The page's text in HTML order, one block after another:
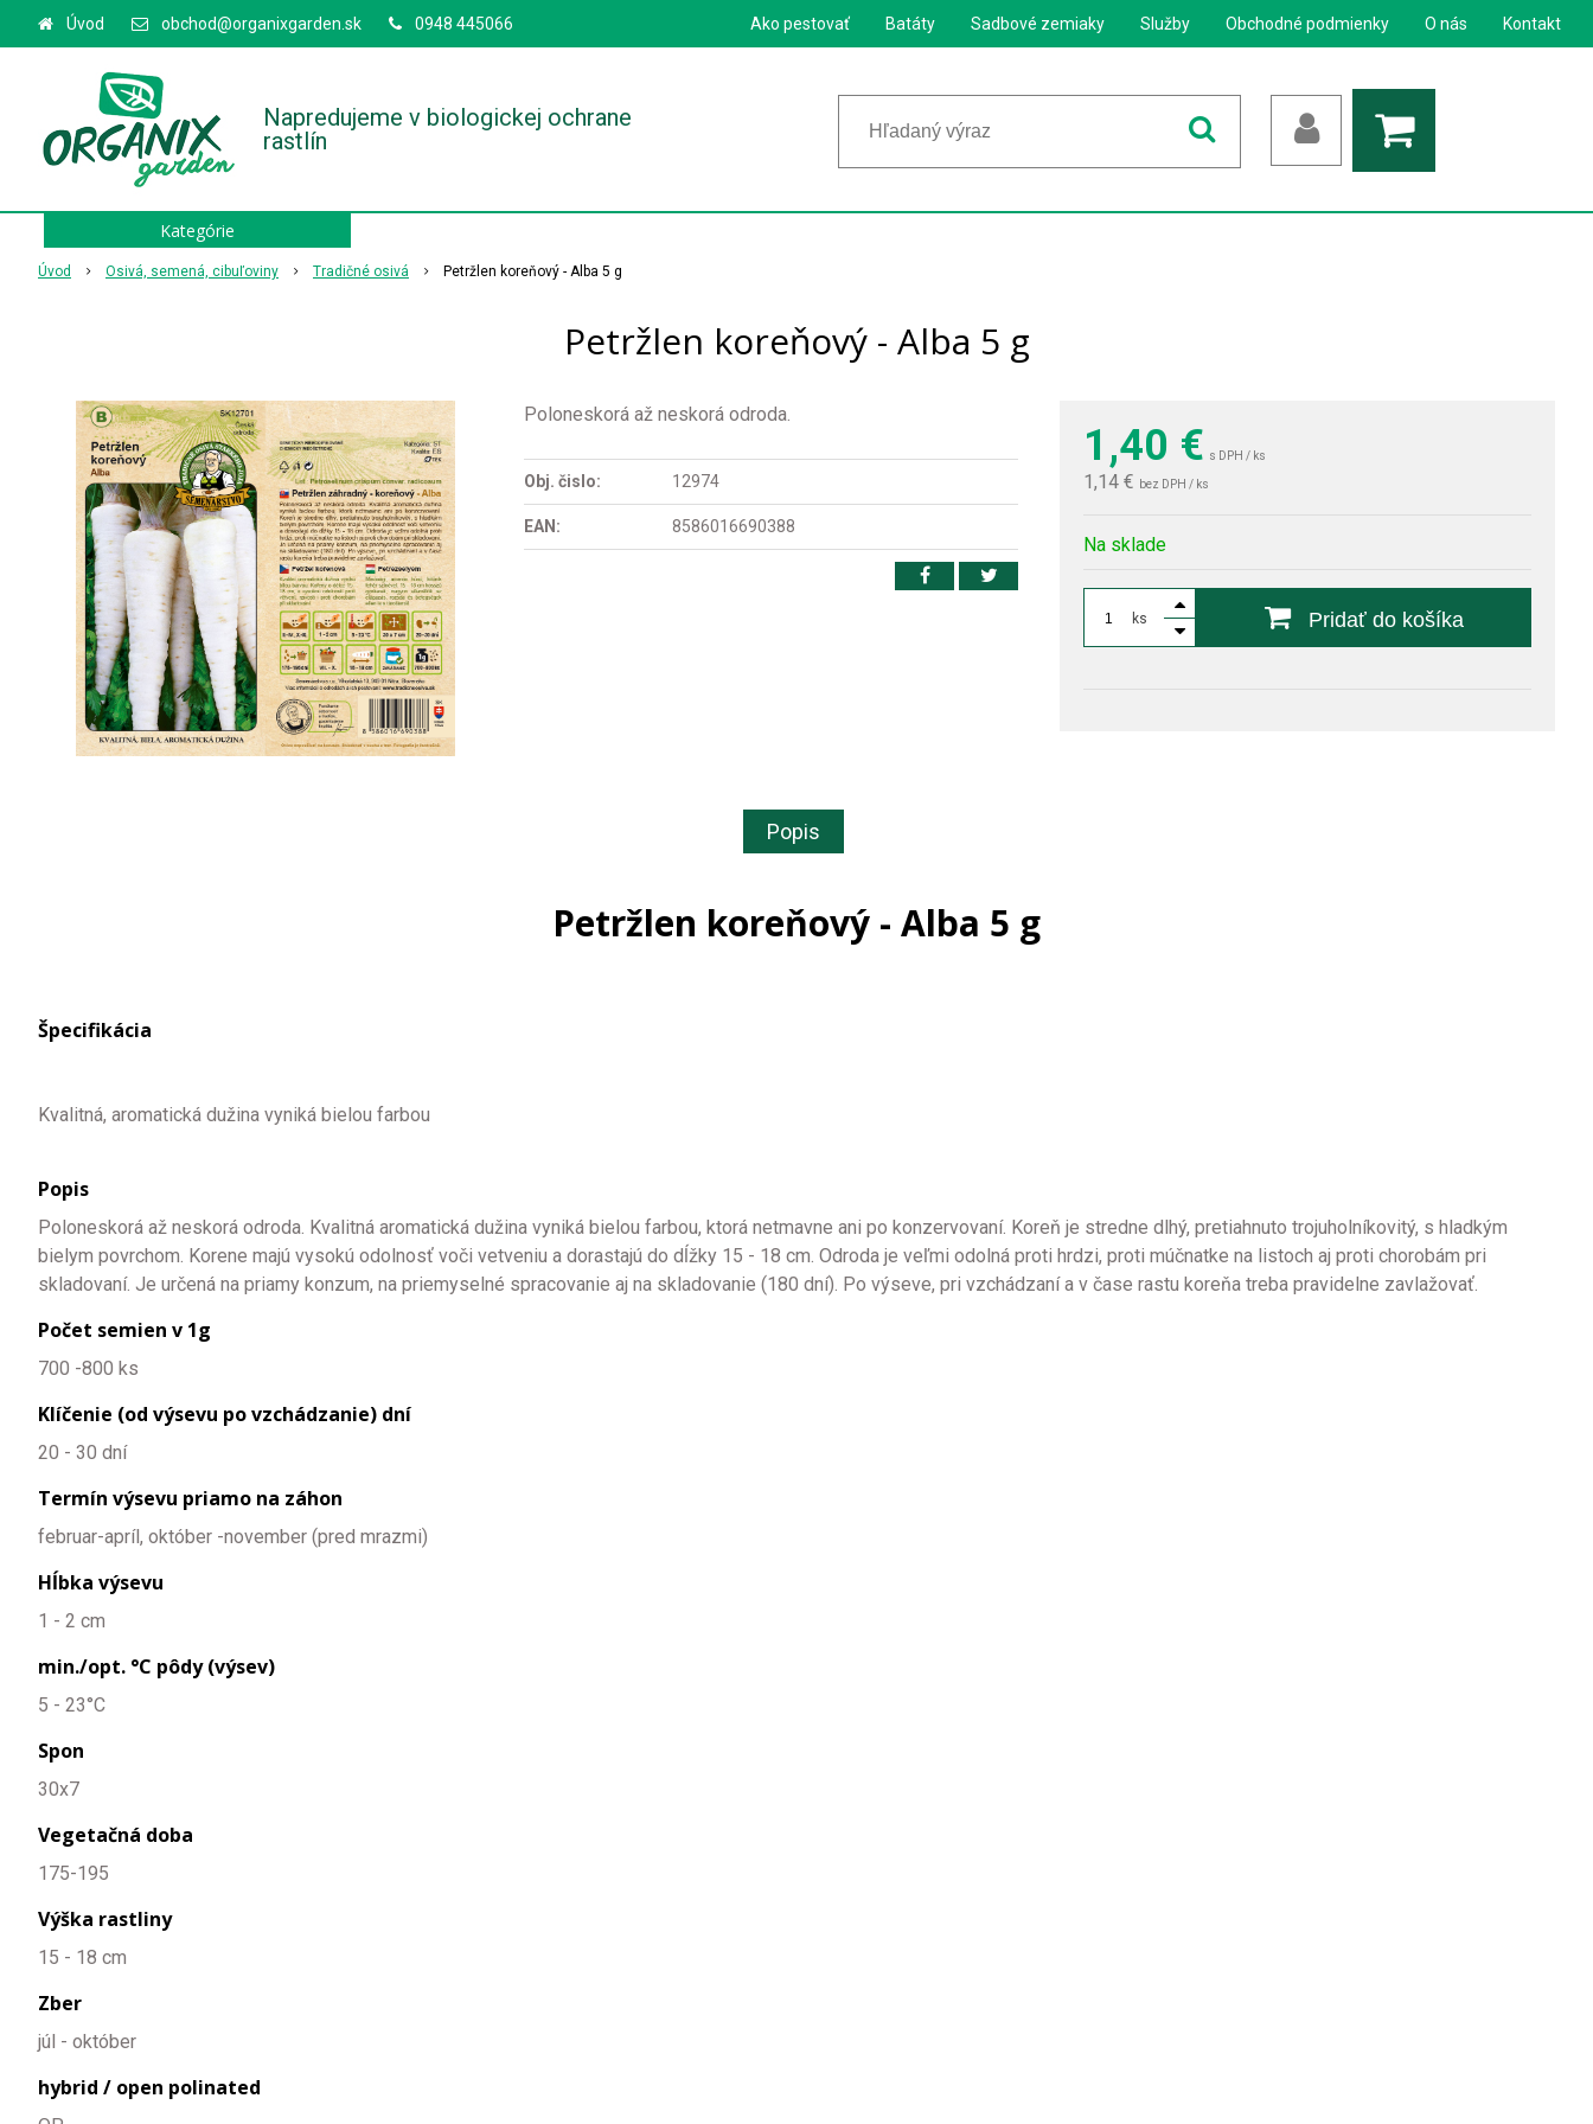
Napredujeme v biologickej ochrane
rastlín
Úvod obchod@organixgarden.sk 0948 445066 Ako pestovať Batáty Sadbové zemiaky Služby Obchodné podmienky O nás Kontakt
Úvod Osivá, semená, cibuľoviny Tradičné osivá Petržlen koreňový - Alba 5 g
Petržlen koreňový - Alba 5 g
1,40 € s DPH / ks
1,14 € bez DPH / ks
Na sklade
ks Pridať do košíka
Poloneskorá až neskorá odroda.
Obj. čislo: 12974
EAN: 8586016690388
Popis
Petržlen koreňový - Alba 5 g
Špecifikácia
Kvalitná, aromatická dužina vyniká bielou farbou
Popis
Poloneskorá až neskorá odroda. Kvalitná aromatická dužina vyniká bielou farbou, ktorá netmavne ani po konzervovaní. Koreň je stredne dlhý, pretiahnuto trojuholníkovitý, s hladkým
bielym povrchom. Korene majú vysokú odolnosť voči vetveniu a dorastajú do dĺžky 15 - 18 cm. Odroda je veľmi odolná proti hrdzi, proti múčnatke na listoch aj proti chorobám pri
skladovaní. Je určená na priamy konzum, na priemyselné spracovanie aj na skladovanie (180 dní). Po výseve, pri vzchádzaní a v čase rastu koreňa treba pravidelne zavlažovať.
Počet semien v 1g
700 -800 ks
Klíčenie (od výsevu po vzchádzanie) dní
20 - 30 dní
Termín výsevu priamo na záhon
februar-apríl, október -november (pred mrazmi)
Hĺbka výsevu
1 - 2 cm
min./opt. °C pôdy (výsev)
5 - 23°C
Spon
30x7
Vegetačná doba
175-195
Výška rastliny
15 - 18 cm
Zber
júl - október
hybrid / open polinated
Kategórie